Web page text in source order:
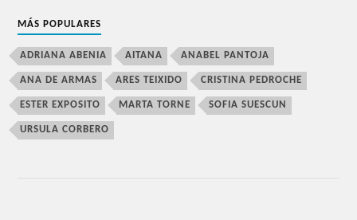
MÁS POPULARES
ADRIANA ABENIA AITANA ANABEL PANTOJA
ANA DE ARMAS ARES TEIXIDO CRISTINA PEDROCHE
ESTER EXPOSITO MARTA TORNE SOFIA SUESCUN
URSULA CORBERO